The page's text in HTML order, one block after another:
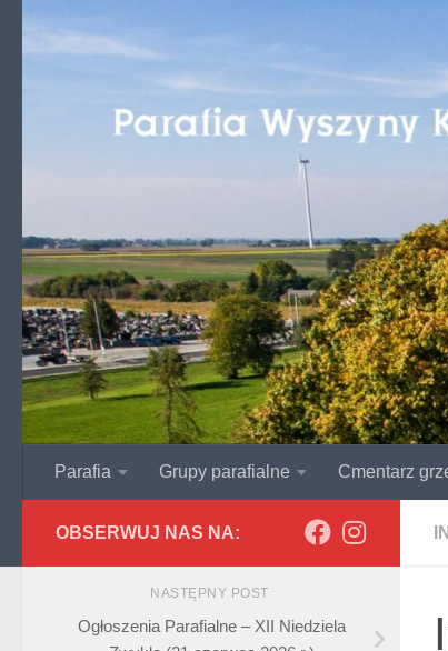
Przejdź do treści
Parafia Grupy parafialne Cmentarz
OBSERWUJ NAS NA:
NASTĘPNY POST
Ogłoszenia Parafialne – XII Niedziela